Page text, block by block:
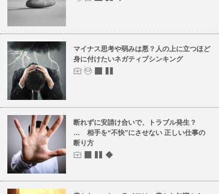
マイナス思考や弱みは悪？人の上に立つほど
身に付けたいネガティブシンキング
断れずに安請け合いで、トラブル発生？
… 相手を“不快”にさせない 正しい仕事の
断り方